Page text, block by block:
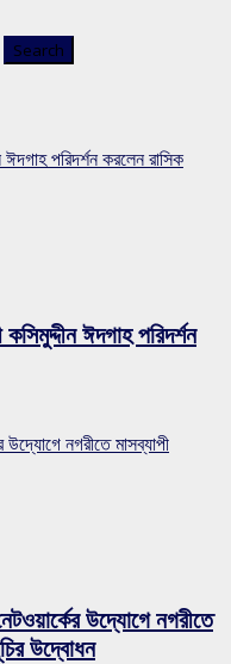
পরিদর্শন করলেন রাসিক
ঈদগাহ পরিদর্শন
উদ্যোগে নগরীতে মাসব্যাপী
উদ্যোগে নগরীতে
উদ্বোধন